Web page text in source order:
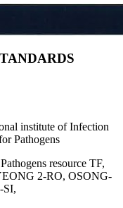
institute of Infection
Pathogens
resource TF,
2-RO, OSONG-
SI,